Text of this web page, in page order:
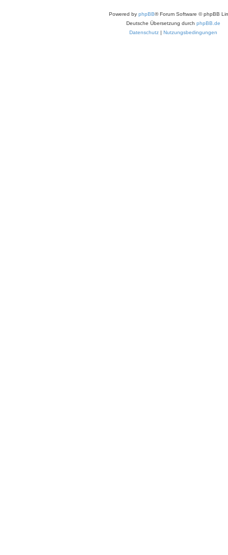
Powered by phpBB® Forum Software © phpBB
Deutsche Übersetzung durch phpBB.de
Datenschutz | Nutzungsbedingungen